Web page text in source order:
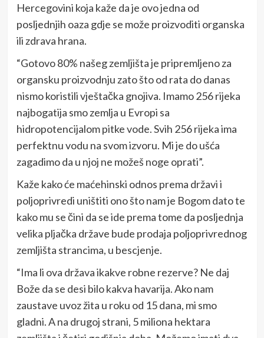
Hercegovini koja kaže da je ovo jedna od
posljednjih oaza gdje se može proizvoditi organska
ili zdrava hrana.
“Gotovo 80% našeg zemljišta je pripremljeno za
organsku proizvodnju zato što od rata do danas
nismo koristili vještačka gnojiva. Imamo 256 rijeka
najbogatija smo zemlja u Evropi sa
hidropotencijalom pitke vode. Svih 256 rijeka ima
perfektnu vodu na svom izvoru. Mi je do ušća
zagadimo da u njoj ne možeš noge oprati”.
Kaže kako će maćehinski odnos prema državi i
poljoprivredi uništiti ono što nam je Bogom dato te
kako mu se čini da se ide prema tome da posljednja
velika pljačka države bude prodaja poljoprivrednog
zemljišta strancima, u bescjenje.
“Ima li ova država ikakve robne rezerve? Ne daj
Bože da se desi bilo kakva havarija. Ako nam
zaustave uvoz žita u roku od 15 dana, mi smo
gladni. A na drugoj strani, 5 miliona hektara